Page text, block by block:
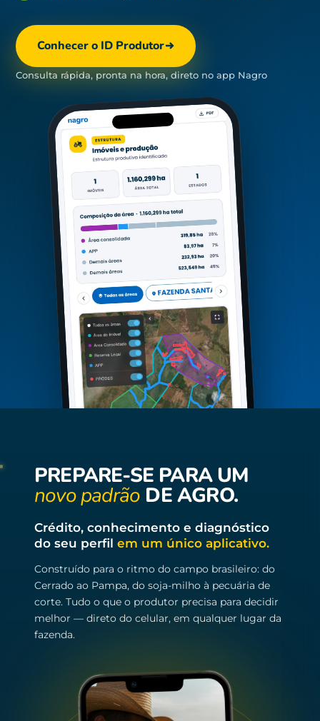
Conhecer o ID Produtor
Consulta rápida, pronta na hora, direto no app Nagro
PREPARE-SE PARA UM
novo padrão DE AGRO.
Crédito, conhecimento e diagnóstico
do seu perfil em um único aplicativo.
Construído para o ritmo do campo brasileiro: do
Cerrado ao Pampa, do soja-milho à pecuária de
corte. Tudo o que o produtor precisa para decidir
melhor — direto do celular, em qualquer lugar da
fazenda.